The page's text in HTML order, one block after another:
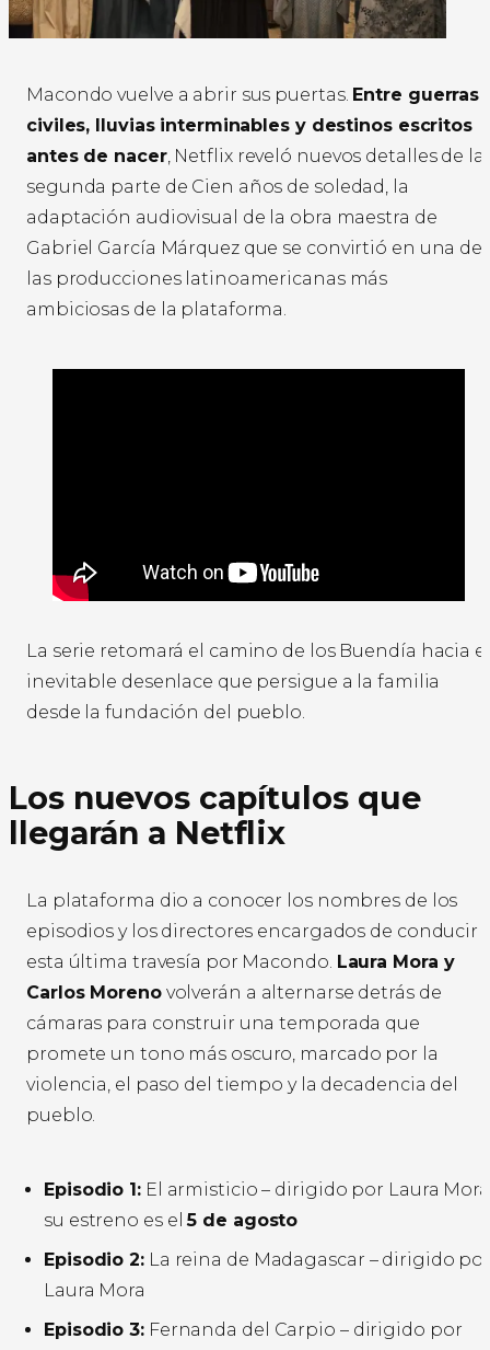
Macondo vuelve a abrir sus puertas. Entre guerras
civiles, lluvias interminables y destinos escritos
antes de nacer, Netflix reveló nuevos detalles de la
segunda parte de Cien años de soledad, la
adaptación audiovisual de la obra maestra de
Gabriel García Márquez que se convirtió en una de
las producciones latinoamericanas más
ambiciosas de la plataforma.
La serie retomará el camino de los Buendía hacia el
inevitable desenlace que persigue a la familia
desde la fundación del pueblo.
Los nuevos capítulos que
llegarán a Netflix
La plataforma dio a conocer los nombres de los
episodios y los directores encargados de conducir
esta última travesía por Macondo. Laura Mora y
Carlos Morenovolverán a alternarse detrás de
cámaras para construir una temporada que
promete un tono más oscuro, marcado por la
violencia, el paso del tiempo y la decadencia del
pueblo.
Episodio 1:El armisticio – dirigido por Laura
su estreno es el5 de agosto
Episodio 2:La reina de Madagascar – dirigido
Laura Mora
Episodio 3:Fernanda del Carpio – dirigido por